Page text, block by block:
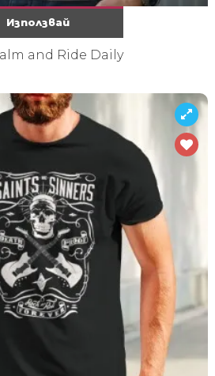
Използвай
and Ride Daily